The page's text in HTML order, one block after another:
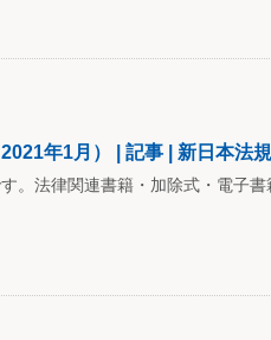
年1月） | 記事 | 新日本法
。法律関連書籍・加除式・電子